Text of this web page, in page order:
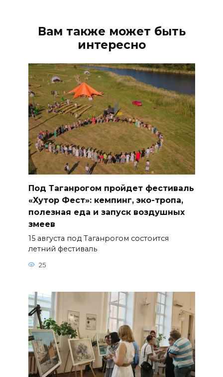
Вам также может быть
интересно
Под Таганрогом пройдет фестиваль
«Хутор Фест»: кемпинг, эко-тропа,
полезная еда и запуск воздушных
змеев
15 августа под Таганрогом состоится
летний фестиваль
25